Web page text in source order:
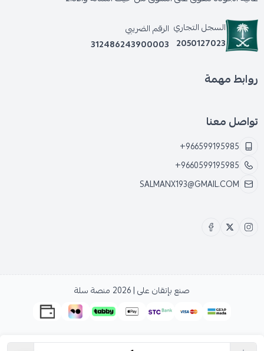
السجل التجاري
2050127023
الرقم الضريبي
312486243900003
روابط مهمة
تواصل معنا
+966599195985
+9660599195985
SALMANX193@GMAIL.COM
صنع بإتقان على | 2026 منصة سلة